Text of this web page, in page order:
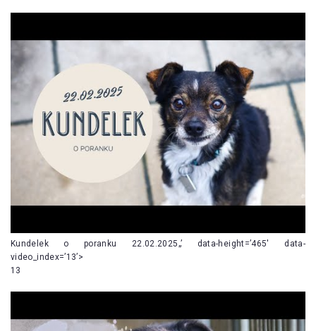
Kundelek o poranku 22.02.2025„’ data-height=’465′ data-
video_index=’13’>
13